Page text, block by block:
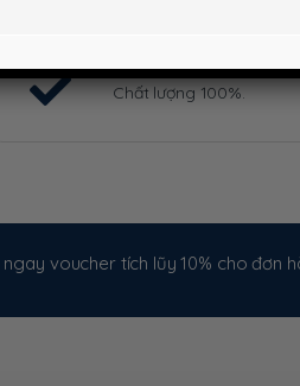
HÀNG CHÍNH HÃNG
Chất lượng 100%.
voucher tích lũy 10% cho đơn